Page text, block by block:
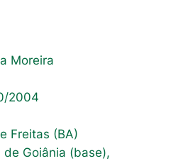
Moreira
2004
Freitas (BA)
Goiânia (base),